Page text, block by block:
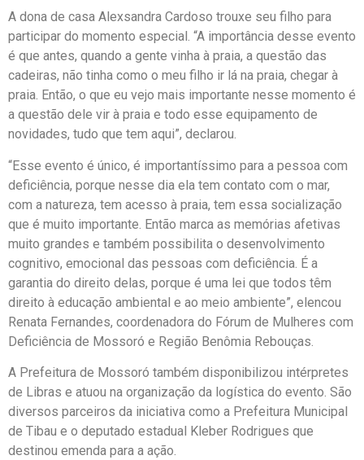
A dona de casa Alexsandra Cardoso trouxe seu filho para
participar do momento especial. “A importância desse evento
é que antes, quando a gente vinha à praia, a questão das
cadeiras, não tinha como o meu filho ir lá na praia, chegar à
praia. Então, o que eu vejo mais importante nesse momento é
a questão dele vir à praia e todo esse equipamento de
novidades, tudo que tem aqui”, declarou.
“Esse evento é único, é importantíssimo para a pessoa com
deficiência, porque nesse dia ela tem contato com o mar,
com a natureza, tem acesso à praia, tem essa socialização
que é muito importante. Então marca as memórias afetivas
muito grandes e também possibilita o desenvolvimento
cognitivo, emocional das pessoas com deficiência. É a
garantia do direito delas, porque é uma lei que todos têm
direito à educação ambiental e ao meio ambiente”, elencou
Renata Fernandes, coordenadora do Fórum de Mulheres com
Deficiência de Mossoró e Região Benômia Rebouças.
A Prefeitura de Mossoró também disponibilizou intérpretes
de Libras e atuou na organização da logística do evento. São
diversos parceiros da iniciativa como a Prefeitura Municipal
de Tibau e o deputado estadual Kleber Rodrigues que
destinou emenda para a ação.